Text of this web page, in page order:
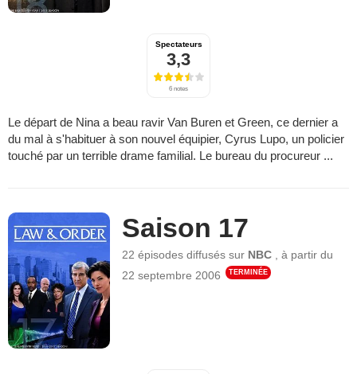
Spectateurs
3,3
6 notes
Le départ de Nina a beau ravir Van Buren et Green, ce dernier a
du mal à s'habituer à son nouvel équipier, Cyrus Lupo, un policier
touché par un terrible drame familial. Le bureau du procureur ...
Saison 17
22 épisodes diffusés sur NBC ,à partir du
22 septembre 2006
TERMINÉE